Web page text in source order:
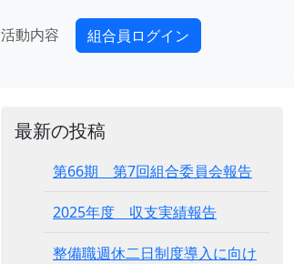
活動内容 組合員ログイン
最新の投稿
第66期 第7回組合委員会報告
2025年度 収支実績報告
整備職週休二日制度導入に向け